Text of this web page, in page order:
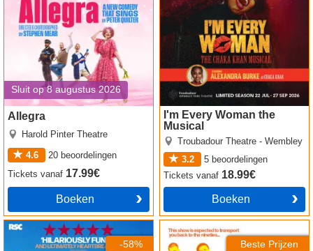
Sluit op 8 augustus 2026
Allegra
Harold Pinter Theatre
4.6
20 beoordelingen
Tickets vanaf 17.99€
Boeken
I'm Every Woman the
Musical
Troubadour Theatre - Wembley
3.2
5 beoordelingen
Ticketsvanaf 18.99€
Boeken
-58%
Cyrano de Bergerac tickets
Beste Prijzen
Trainspotting The Musical
tickets